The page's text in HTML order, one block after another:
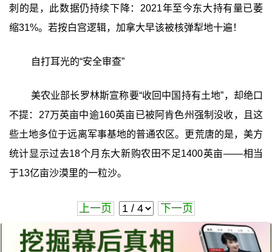
刺的是，此数据仍持续下降：2021年至今东大持有量已萎
缩31%。若按白宫逻辑，加拿大早该被核弹犁地十遍！
自打耳光的“安全审查”
美农业部长罗林斯宣称要“收回中国持有土地”，却绝口
不提：27万英亩中逾160英亩已被阿肯色州强制没收，且这
些土地多位于远离军事基地的普通农区。更荒唐的是，美方
统计显示过去18个月东大新购农田不足1400英亩——相当
于13亿亩沙漠里的一粒沙。
上一页 下一页